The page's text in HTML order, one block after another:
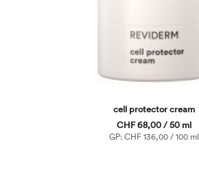
cell protector cream
CHF 68,00 / 50 ml
GP: CHF 136,00 / 100 ml